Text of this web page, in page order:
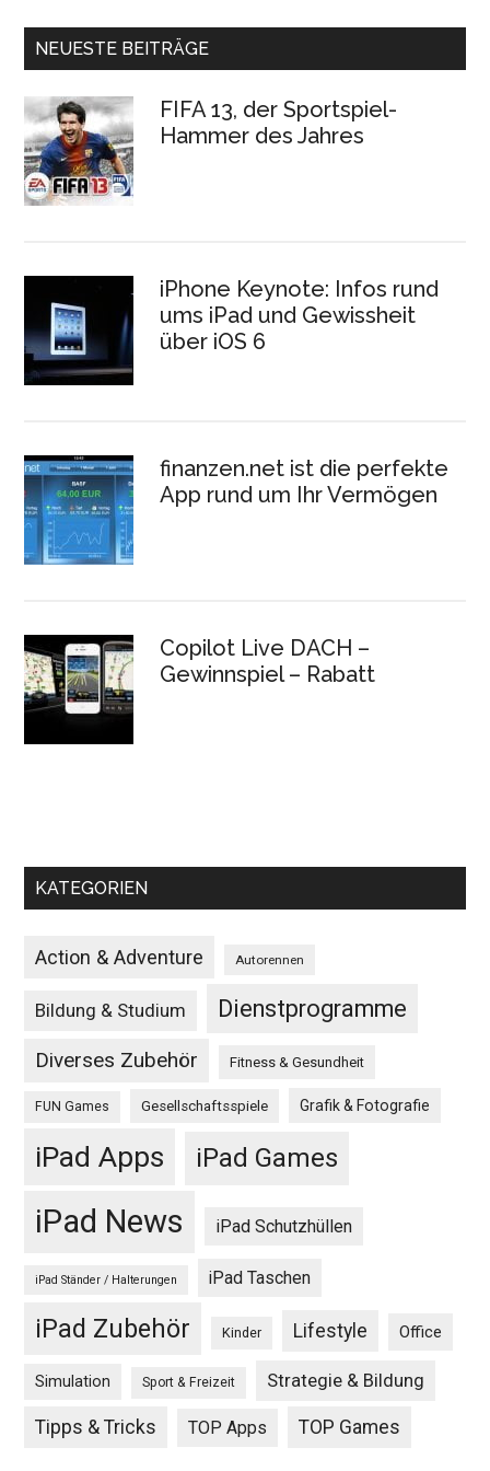
NEUESTE BEITRÄGE
FIFA 13, der Sportspiel-
Hammer des Jahres
iPhone Keynote: Infos rund
ums iPad und Gewissheit
über iOS 6
finanzen.net ist die perfekte
App rund um Ihr Vermögen
Copilot Live DACH –
Gewinnspiel – Rabatt
KATEGORIEN
Action & Adventure Autorennen
Bildung & Studium Dienstprogramme
Diverses Zubehör Fitness & Gesundheit
FUN Games Gesellschaftsspiele Grafik & Fotografie
iPad Apps iPad Games
iPad News iPad Schutzhüllen
iPad Ständer / Halterungen iPad Taschen
iPad Zubehör Kinder Lifestyle Office
Simulation Sport & Freizeit Strategie & Bildung
Tipps & Tricks TOP Apps TOP Games